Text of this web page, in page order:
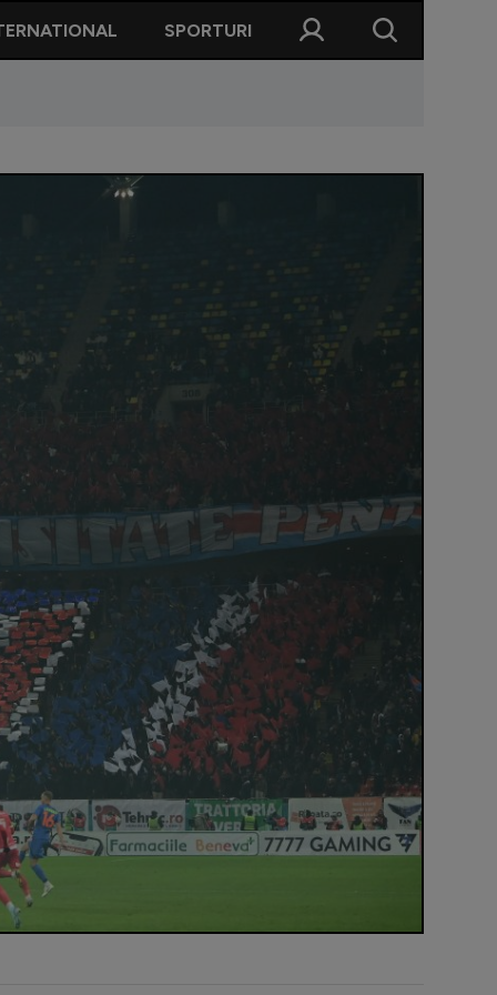
SPORTURI
tribune la Dinamo - FCSB